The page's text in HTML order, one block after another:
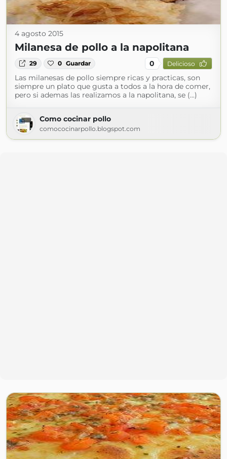
4 agosto 2015
Milanesa de pollo a la napolitana
29 0 Guardar 0 Delicioso
Las milanesas de pollo siempre ricas y practicas, son
siempre un plato que gusta a todos a la hora de comer,
pero si ademas las realizamos a la napolitana, se (...)
Como cocinar pollo
comococinarpollo.blogspot.com